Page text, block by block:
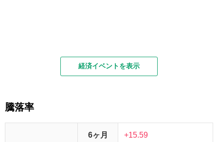
経済イベントを表示
騰落率
6ヶ月 +15.59